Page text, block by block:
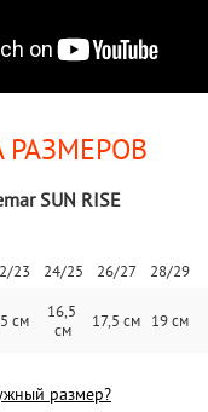
РАЗМЕРОВ
SUN RISE
23 24/25 26/27 28/29
см
16,5
см
17,5 см 19 см
размер?